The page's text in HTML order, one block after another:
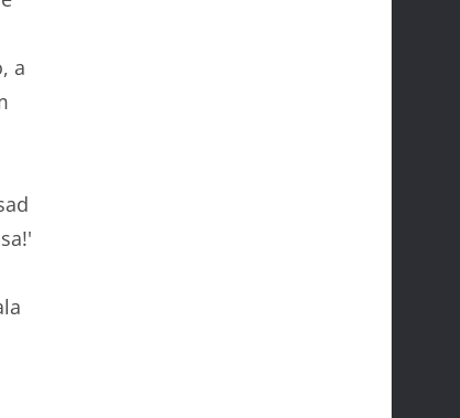
a